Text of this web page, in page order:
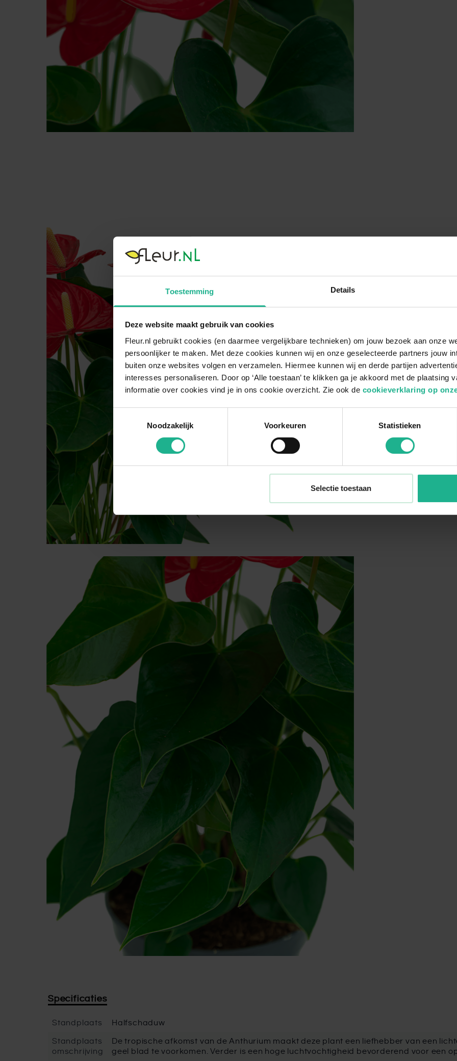
Toestemming Details
Deze website maakt gebruik van cookies
Fleur.nl gebruikt cookies (en daarmee vergelijkbare technieken) om jouw bezoek aan onze
persoonlijker te maken. Met deze cookies kunnen wij en onze geselecteerde partners jouw
buiten onze websites volgen en verzamelen. Hiermee kunnen wij en derde partijen
interesses personaliseren. Door op ‘Alle toestaan’ te klikken ga je akkoord met de plaatsing
informatie over cookies vind je in ons cookie overzicht. Zie ook de cookieverklaring op
Noodzakelijk
Voorkeuren Statistieken
Selectie toestaan
Specificaties
Standplaats Halfschaduw
Standplaats
omschrijving
De tropische afkomst van de Anthurium maakt deze plant een liefhebber van een
geel blad te voorkomen. Verder is een hoge luchtvochtigheid bevorderend voor een